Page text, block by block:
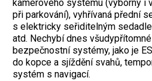
kamerového systému (výborný i
při parkování), vyhřívaná přední
s elektricky seřiditelným
atd. Nechybí dnes
bezpečnostní systémy, jako je
do kopce a sjíždění svahů,
systém s navigací.